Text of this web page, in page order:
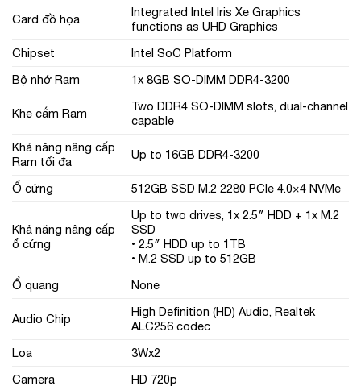
Card đồ họa
Integrated Intel Iris Xe Graphics
functions as UHD Graphics
Chipset
Intel SoC Platform
Bộ nhớ Ram
1x 8GB SO-DIMM DDR4-3200
Khe cắm Ram
Two DDR4 SO-DIMM slots, dual-channel
capable
Khả năng nâng cấp
Ram tối đa
Up to 16GB DDR4-3200
Ổ cứng 512GB SSD M.2 2280 PCIe 4.0×4 NVMe
Khả năng nâng cấp
ổ cứng
Up to two drives, 1x 2.5″ HDD + 1x M.2
SSD
• 2.5″ HDD up to 1TB
• M.2 SSD up to 512GB
Ổ quang
None
Audio Chip
High Definition (HD) Audio, Realtek
ALC256 codec
Loa
3Wx2
Camera
HD 720p